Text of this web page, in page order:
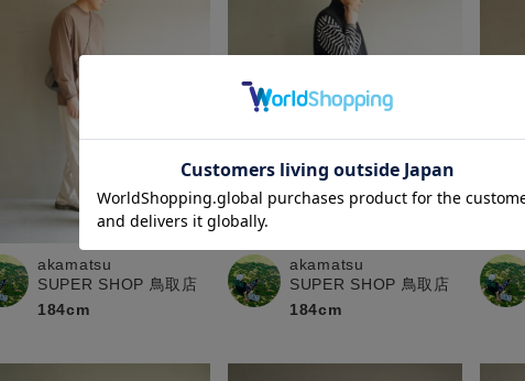
akamatsu
SUPER SHOP 鳥取店
184cm
akamatsu
SUPER SHOP 鳥取店
184cm